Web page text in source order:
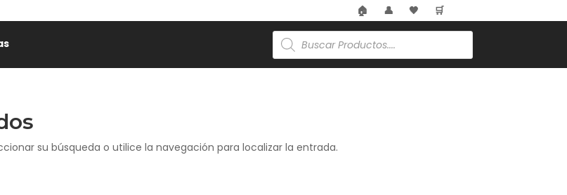
🏠 👤 🖤 🛒
Búsqueda
de
productos
su búsqueda o utilice la navegación para localizar la entrada.